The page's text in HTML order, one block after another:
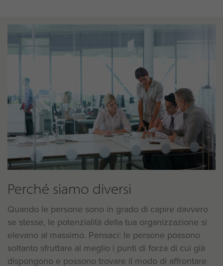
Perché siamo diversi
Quando le persone sono in grado di capire davvero
se stesse, le potenzialità della tua organizzazione si
elevano al massimo. Pensaci: le persone possono
soltanto sfruttare al meglio i punti di forza di cui già
dispongono e possono trovare il modo di affrontare